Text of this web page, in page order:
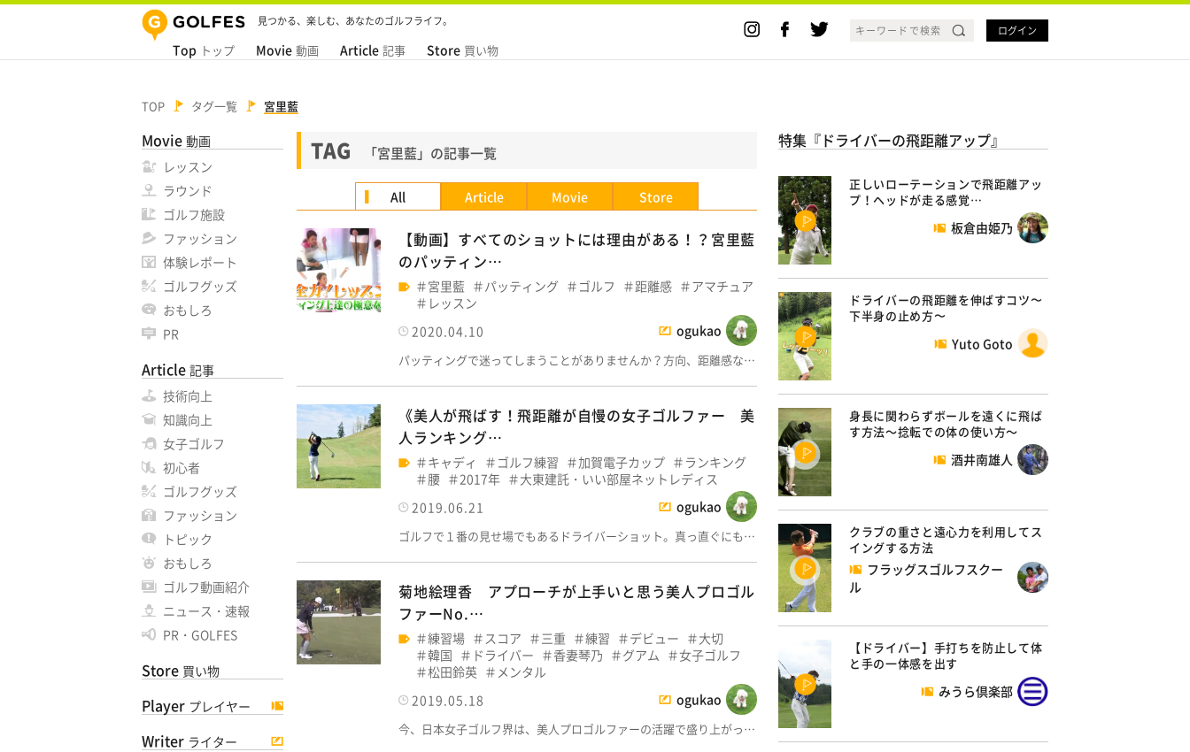
見つかる、楽しむ、あなたのゴルフライフ。
Top トップ Movie 動画 Article 記事 Store 買い物
ログイン
TOP タグ一覧 宮里藍
Movie 動画
レッスン
ラウンド
ゴルフ施設
ファッション
体験レポート
ゴルフグッズ
おもしろ
PR
Article 記事
技術向上
知識向上
女子ゴルフ
初心者
ゴルフグッズ
ファッション
トピック
おもしろ
ゴルフ動画紹介
ニュース・速報
PR・GOLFES
Store 買い物
Player プレイヤー
Writer ライター
TAG 「宮里藍」の記事一覧
All Article Movie Store
【動画】すべてのショットには理由がある！？宮里藍
のパッティン…
宮里藍 パッティング ゴルフ 距離感
アマチュア
レッスン
2020.04.10
ogukao
パッティングで迷ってしまうことがありませんか？方向、距離感な…
《美人が飛ばす！飛距離が自慢の女子ゴルファー 美
人ランキング…
キャディ ゴルフ練習 加賀電子カップ
ランキング
腰
2017年
大東建託・いい部屋ネットレディス
2019.06.21
ogukao
ゴルフで１番の見せ場でもあるドライバーショット。真っ直ぐにも…
菊地絵理香 アプローチが上手いと思う美人プロゴル
ファーNo.…
練習場 スコア 三重 練習 デビュー
大切
韓国
ドライバー 香妻琴乃 グアム
女子ゴルフ
松田鈴英
メンタル
2019.05.18
ogukao
今、日本女子ゴルフ界は、美人プロゴルファーの活躍で盛り上がっ…
特集『ドライバーの飛距離アップ』
正しいローテーションで飛距離アッ
プ！ヘッドが走る感覚…
板倉由姫乃
ドライバーの飛距離を伸ばすコツ〜
下半身の止め方〜
Yuto Goto
身長に関わらずボールを遠くに飛ば
す方法～捻転での体の使い方～
酒井南雄人
クラブの重さと遠心力を利用してス
イングする方法
フラッグスゴルフスクー
ル
【ドライバー】手打ちを防止して体
と手の一体感を出す
みうら倶楽部